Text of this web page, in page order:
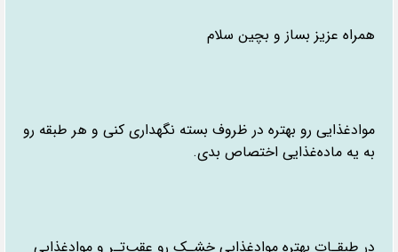
همراه عزیز بساز و بچین سلام
موادغذایی رو بهتره در ظروف بسته نگهداری کنی و هر طبقه رو
به یه ماده‌غذایی اختصاص بدی.
در طبقـات بهتره موادغذایی خشـک رو عقب‌تـر و موادغذایی